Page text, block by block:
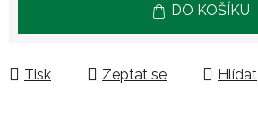
DO KOŠÍKU
Tisk Zeptat se Hlídat